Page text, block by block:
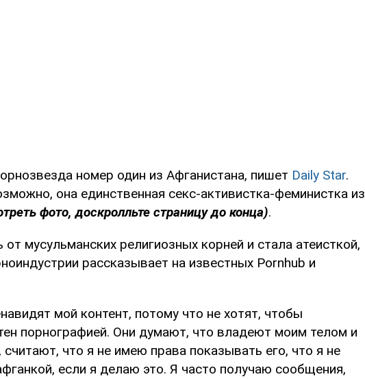
номер один из Афганистана, пишет Daily Star.
она единственная секс-активистка-феминистка из
фото, доскролльте страницу до конца).
мусульманских религиозных корней и стала атеисткой,
рассказывает на известных Pornhub и
мой контент, потому что не хотят, чтобы
порнографией. Они думают, что владеют моим телом и
что я не имею права показывать его, что я не
если я делаю это. Я часто получаю сообщения,